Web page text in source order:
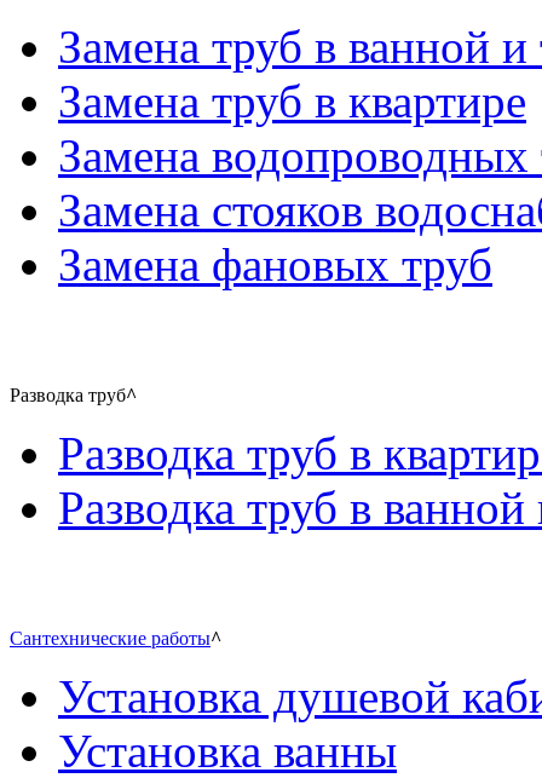
Замена труб в ванной и
Замена труб в квартире
Замена водопроводных
Замена стояков
Замена фановых труб
Разводка труб^
Разводка труб в
Разводка труб в ванной
Сантехнические работы^
Установка душевой
Установка ванны